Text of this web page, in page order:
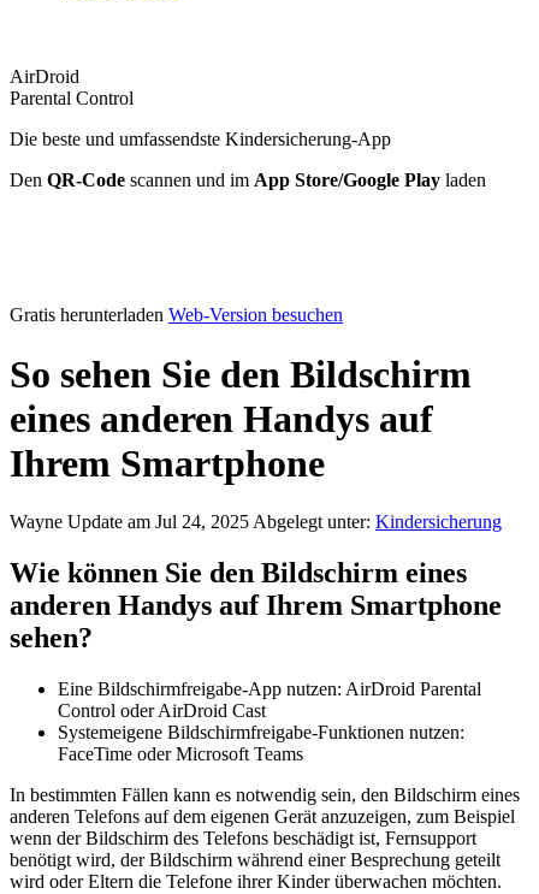
AirDroid
Parental Control
Die beste und umfassendste Kindersicherung-App
Den QR-Code scannen und im App Store/Google Play laden
Gratis herunterladen Web-Version besuchen
So sehen Sie den Bildschirm
eines anderen Handys auf
Ihrem Smartphone
Wayne Update am Jul 24, 2025 Abgelegt unter: Kindersicherung
Wie können Sie den Bildschirm eines
anderen Handys auf Ihrem Smartphone
sehen?
Eine Bildschirmfreigabe-App nutzen: AirDroid Parental
Control oder AirDroid Cast
Systemeigene Bildschirmfreigabe-Funktionen nutzen:
FaceTime oder Microsoft Teams
In bestimmten Fällen kann es notwendig sein, den Bildschirm eines
anderen Telefons auf dem eigenen Gerät anzuzeigen, zum Beispiel
wenn der Bildschirm des Telefons beschädigt ist, Fernsupport
benötigt wird, der Bildschirm während einer Besprechung geteilt
wird oder Eltern die Telefone ihrer Kinder überwachen möchten.